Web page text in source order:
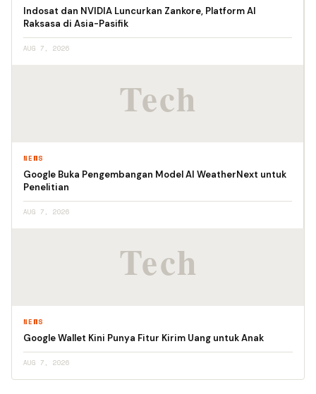
Indosat dan NVIDIA Luncurkan Zankore, Platform AI
Raksasa di Asia-Pasifik
AUG 7, 2026
NEWS
Google Buka Pengembangan Model AI WeatherNext untuk
Penelitian
AUG 7, 2026
NEWS
Google Wallet Kini Punya Fitur Kirim Uang untuk Anak
AUG 7, 2026